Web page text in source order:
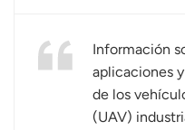
Información
aplicaciones
de los
(UAV)